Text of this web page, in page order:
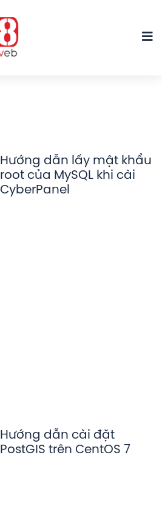
Hướng dẫn lấy mật khẩu
root của MySQL khi cài
CyberPanel
Hướng dẫn cài đặt
PostGIS trên CentOS 7